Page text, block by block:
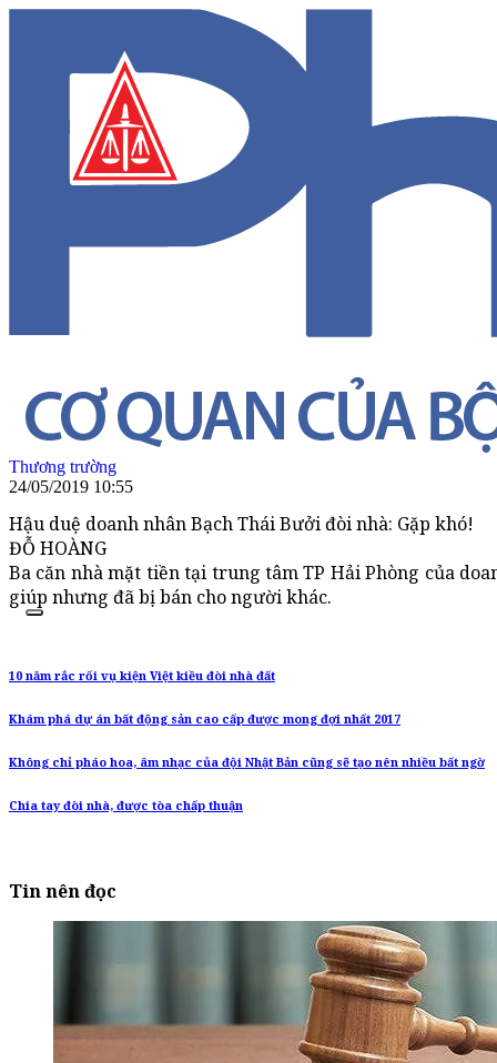
Thương trường
24/05/2019 10:55
Hậu duệ doanh nhân Bạch Thái Bưởi đòi nhà: Gặp khó!
ĐỖ HOÀNG
Ba căn nhà mặt tiền tại trung tâm TP Hải Phòng của
giúp nhưng đã bị bán cho người khác.
10 năm rắc rối vụ kiện Việt kiều đòi nhà đất
Khám phá dự án bất động sản cao cấp được mong đợi nhất 2017
Không chỉ pháo hoa, âm nhạc của đội Nhật Bản cũng sẽ tạo nên nhiều bất ngờ
Chia tay đòi nhà, được tòa chấp thuận
Tin nên đọc